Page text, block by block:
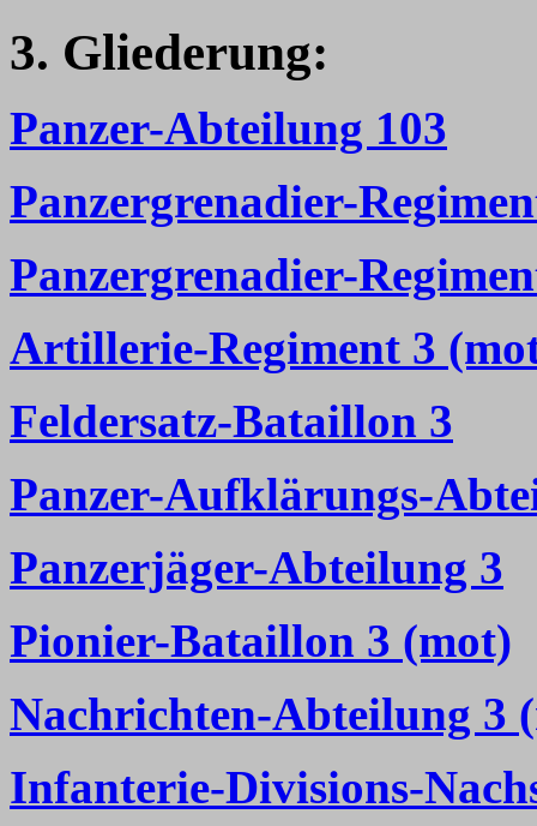
3. Gliederung:
Panzer-Abteilung 103
Panzergrenadier-
Panzergrenadier-
Artillerie-Regiment 3
Feldersatz-Bataillon 3
Panzer-Aufklärungs-
Panzerjäger-Abteilung 3
Pionier-Bataillon 3 (mot)
Nachrichten-Abteilung 3
Infanterie-Divisions-